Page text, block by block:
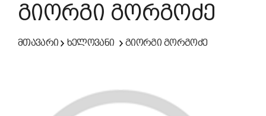
გიორგი გორგოძე
მთავარი ხელოვანი გიორგი გორგოძე